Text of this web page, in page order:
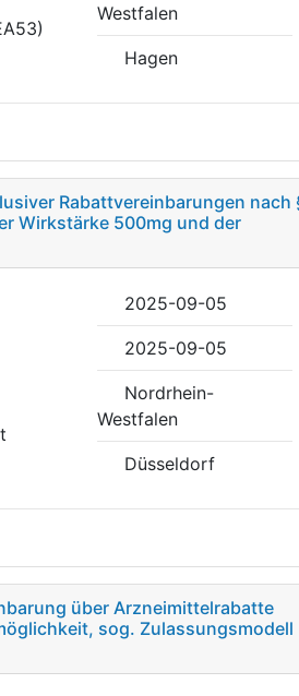
Westfalen
Hagen
Rabattvereinbarungen nach
Wirkstärke 500mg und der
2025-09-05
2025-09-05
Nordrhein-
Westfalen
Düsseldorf
über Arzneimittelrabatte
sog. Zulassungsmodell